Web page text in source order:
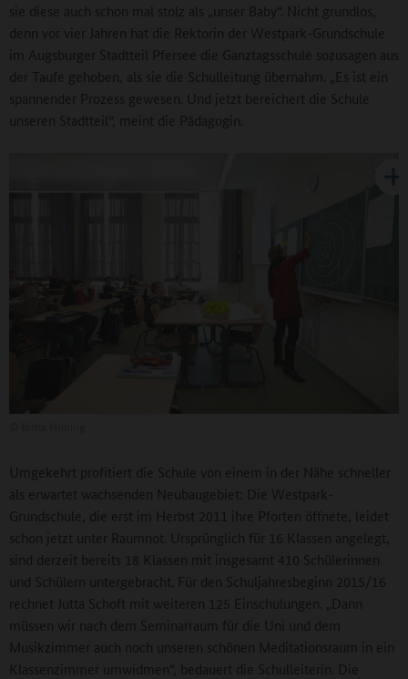
sie diese auch schon mal stolz als „unser Baby“. Nicht grundlos,
denn vor vier Jahren hat die Rektorin der Westpark-Grundschule
im Augsburger Stadtteil Pfersee die Ganztagsschule sozusagen aus
der Taufe gehoben, als sie die Schulleitung übernahm. „Es ist ein
spannender Prozess gewesen. Und jetzt bereichert die Schule
unseren Stadtteil“, meint die Pädagogin.
Umgekehrt profitiert die Schule von einem in der Nähe schneller
als erwartet wachsenden Neubaugebiet: Die Westpark-
Grundschule, die erst im Herbst 2011 ihre Pforten öffnete, leidet
schon jetzt unter Raumnot. Ursprünglich für 16 Klassen angelegt,
sind derzeit bereits 18 Klassen mit insgesamt 410 Schülerinnen
und Schülern untergebracht. Für den Schuljahresbeginn 2015/16
rechnet Jutta Schoft mit weiteren 125 Einschulungen. „Dann
müssen wir nach dem Seminarraum für die Uni und dem
Musikzimmer auch noch unseren schönen Meditationsraum in ein
Klassenzimmer umwidmen“, bedauert die Schulleiterin. Die